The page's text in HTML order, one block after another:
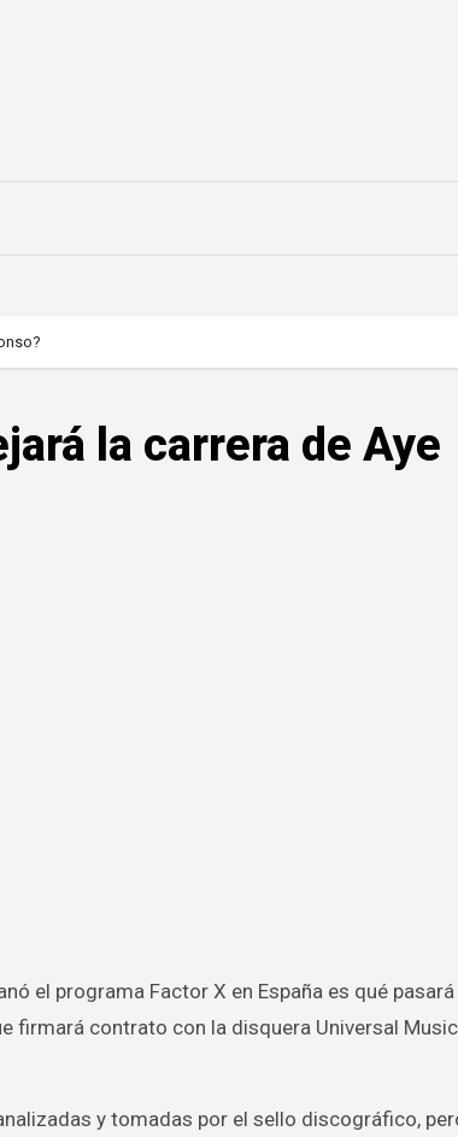
la carrera de Aye
firmará contrato con la disquera Universal Music
y tomadas por el sello discográfico,